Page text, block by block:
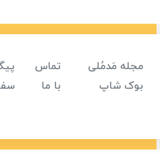
مجله مَدمُلی
بوک شاپ
تماس
با ما